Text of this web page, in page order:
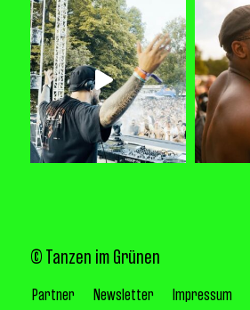
© Tanzen im Grünen
Partner Newsletter Impressum